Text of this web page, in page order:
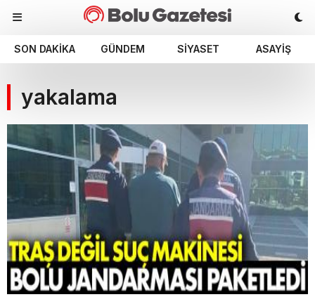
SON DAKIKA GÜNDEM SIYASET ASAYIŞ
yakalama